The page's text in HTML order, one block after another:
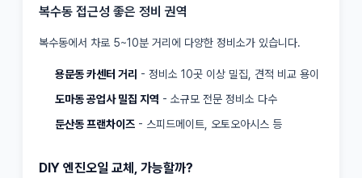
복수동 접근성 좋은 정비 권역
복수동에서 차로 5~10분 거리에 다양한 정비소가 있습니다.
용문동 카센터 거리 - 정비소 10곳 이상 밀집, 견적 비교 용이
도마동 공업사 밀집 지역 - 소규모 전문 정비소 다수
둔산동 프랜차이즈 - 스피드메이트, 오토오아시스 등
DIY 엔진오일 교체, 가능할까?